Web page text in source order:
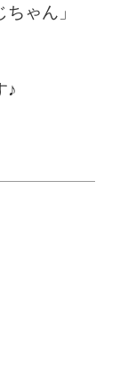
ゃん」
♪